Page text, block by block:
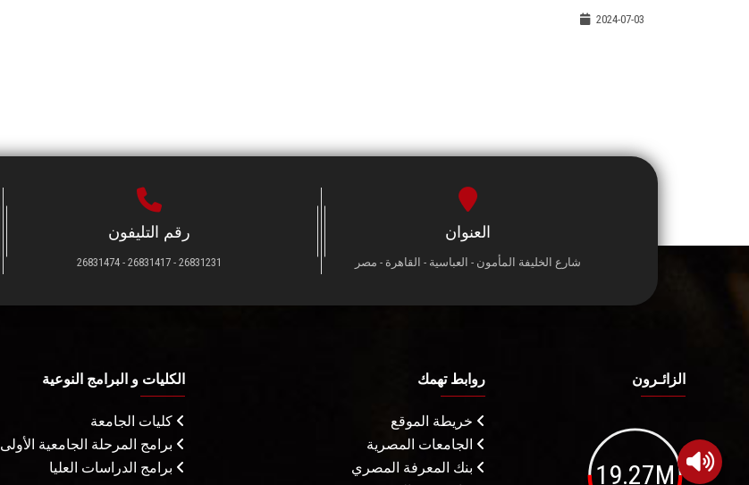
2024-07-03
العنوان
شارع الخليفة المأمون - العباسية - القاهرة - مصر
رقم التليفون
26831231 - 26831417 - 26831474
الزائـرون
19.27M
روابط تهمك
خريطة الموقع
الجامعات المصرية
بنك المعرفة المصري
الكليات و البرامج النوعية
كليات الجامعة
برامج المرحلة الجامعية الأولى
برامج الدراسات العليا